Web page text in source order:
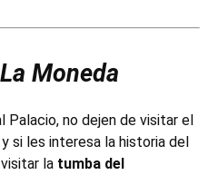
Moneda
no dejen de visitar el
si les interesa la historia del
la tumba del